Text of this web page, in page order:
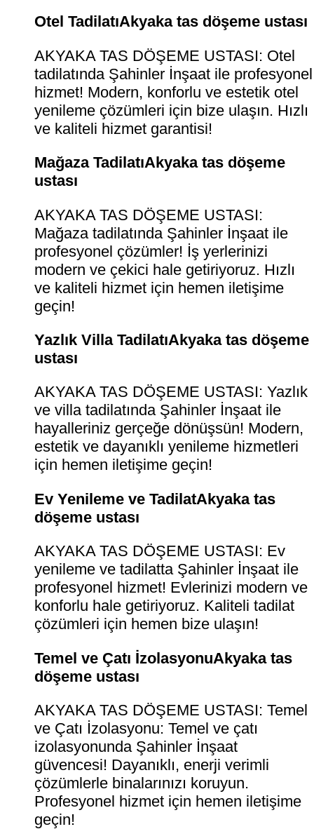
Otel TadilatıAkyaka tas döşeme ustası
AKYAKA TAS DÖŞEME USTASI: Otel
tadilatında Şahinler İnşaat ile profesyonel
hizmet! Modern, konforlu ve estetik otel
yenileme çözümleri için bize ulaşın. Hızlı
ve kaliteli hizmet garantisi!
Mağaza TadilatıAkyaka tas döşeme
ustası
AKYAKA TAS DÖŞEME USTASI:
Mağaza tadilatında Şahinler İnşaat ile
profesyonel çözümler! İş yerlerinizi
modern ve çekici hale getiriyoruz. Hızlı
ve kaliteli hizmet için hemen iletişime
geçin!
Yazlık Villa TadilatıAkyaka tas döşeme
ustası
AKYAKA TAS DÖŞEME USTASI: Yazlık
ve villa tadilatında Şahinler İnşaat ile
hayalleriniz gerçeğe dönüşsün! Modern,
estetik ve dayanıklı yenileme hizmetleri
için hemen iletişime geçin!
Ev Yenileme ve TadilatAkyaka tas
döşeme ustası
AKYAKA TAS DÖŞEME USTASI: Ev
yenileme ve tadilatta Şahinler İnşaat ile
profesyonel hizmet! Evlerinizi modern ve
konforlu hale getiriyoruz. Kaliteli tadilat
çözümleri için hemen bize ulaşın!
Temel ve Çatı İzolasyonuAkyaka tas
döşeme ustası
AKYAKA TAS DÖŞEME USTASI: Temel
ve Çatı İzolasyonu: Temel ve çatı
izolasyonunda Şahinler İnşaat
güvencesi! Dayanıklı, enerji verimli
çözümlerle binalarınızı koruyun.
Profesyonel hizmet için hemen iletişime
geçin!